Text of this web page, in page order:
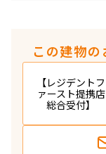
この建物
【レジデントフ
ァースト提携店
総合受付】